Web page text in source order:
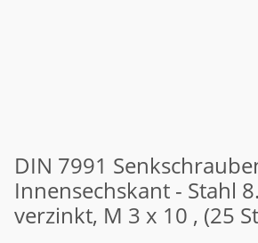
DIN 7991
Innensechskant - Stahl
verzinkt, M 3 x 10 , (25